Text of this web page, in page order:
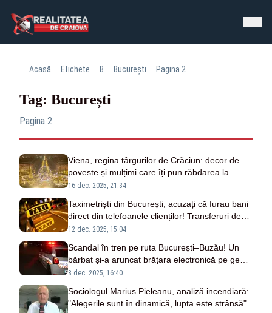
Acasă Etichete B București Pagina 2
Tag: București
Pagina 2
Viena, regina târgurilor de Crăciun: decor de
poveste și mulțimi care îți pun răbdarea la
încercare. Diferența față de București
16 dec. 2025, 21:34
Taximetriști din București, acuzați că furau bani
direct din telefoanele clienților! Transferuri de
zeci de mii de lei, descoperite de anchetatori
12 dec. 2025, 15:04
Scandal în tren pe ruta București–Buzău! Un
bărbat și-a aruncat brățara electronică pe geam
„pentru că nu se simțea confortabil”
8 dec. 2025, 16:40
Sociologul Marius Pieleanu, analiză incendiară:
"Alegerile sunt în dinamică, lupta este strânsă"